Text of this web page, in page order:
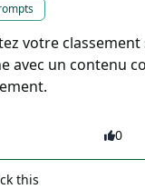
votre
avec un contenu
0
this